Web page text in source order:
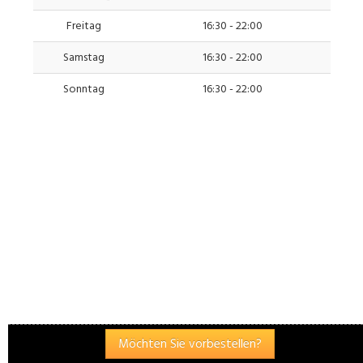
Freitag
16:30 - 22:00
Samstag
16:30 - 22:00
Sonntag
16:30 - 22:00